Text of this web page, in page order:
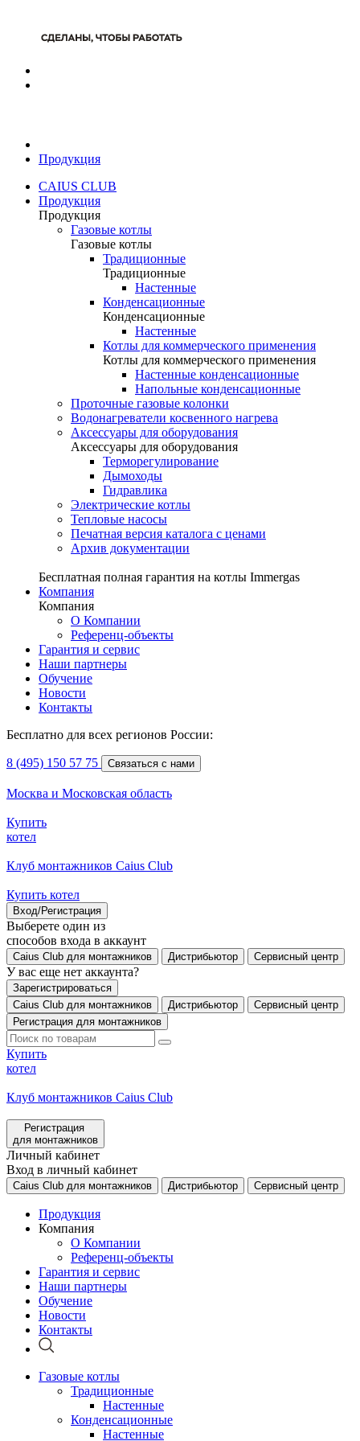
Продукция
CAIUS CLUB
Продукция
Продукция
Газовые котлы
Газовые котлы
Традиционные
Традиционные
Настенные
Конденсационные
Конденсационные
Настенные
Котлы для коммерческого применения
Котлы для коммерческого применения
Настенные конденсационные
Напольные конденсационные
Проточные газовые колонки
Водонагреватели косвенного нагрева
Аксессуары для оборудования
Аксессуары для оборудования
Терморегулирование
Дымоходы
Гидравлика
Электрические котлы
Тепловые насосы
Печатная версия каталога с ценами
Архив документации
Бесплатная полная гарантия на котлы Immergas
Компания
Компания
О Компании
Референц-объекты
Гарантия и сервис
Наши партнеры
Обучение
Новости
Контакты
Бесплатно для всех регионов России:
8 (495) 150 57 75 Связаться с нами
Москва и Московская область
Купить
котел
Клуб монтажников Caius Club
Купить котел
Вход/Регистрация
Выберете один из
способов входа в аккаунт
Caius Club для монтажников Дистрибьютор Сервисный центр
У вас еще нет аккаунта?
Зарегистрироваться
Caius Club для монтажников
Дистрибьютор
Сервисный центр
Регистрация для монтажников
Купить
котел
Клуб монтажников Caius Club
Регистрация
для монтажников
Личный кабинет
Вход в личный кабинет
Caius Club для монтажников Дистрибьютор Сервисный центр
Продукция
Компания
О Компании
Референц-объекты
Гарантия и сервис
Наши партнеры
Обучение
Новости
Контакты
Газовые котлы
Традиционные
Настенные
Конденсационные
Настенные